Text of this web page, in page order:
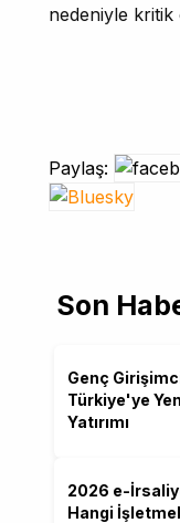
nedeniyle kritik
Paylaş:
Son
Genç
Türkiye'ye
Yatırımı
2026 e-
Hangi